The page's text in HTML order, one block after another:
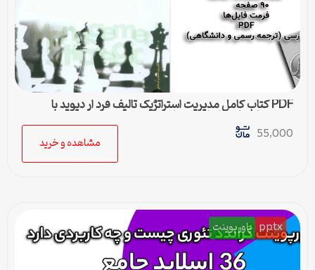
PDF کتاب کامل مدیریت استراتژیک تالیف فرد ار دیوید با
ترجمه پارسیان و اعرابی + خلاصه
55,000
مشاهده و خرید
pptx پاورپوینت